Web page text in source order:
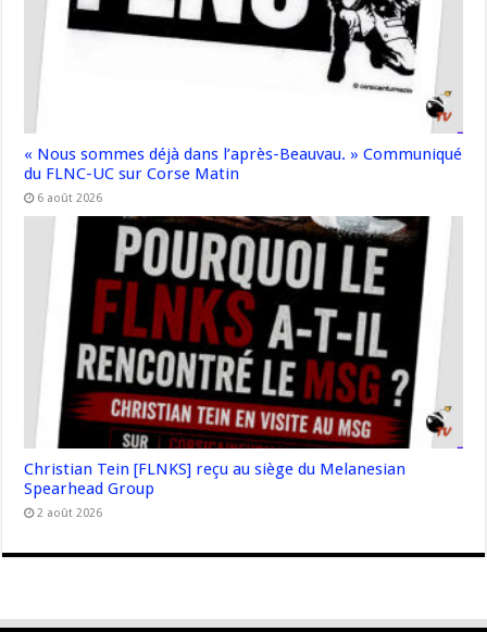
« Nous sommes déjà dans l’après-Beauvau. » Communiqué
du FLNC-UC sur Corse Matin
6 août 2026
Christian Tein [FLNKS] reçu au siège du Melanesian
Spearhead Group
2 août 2026